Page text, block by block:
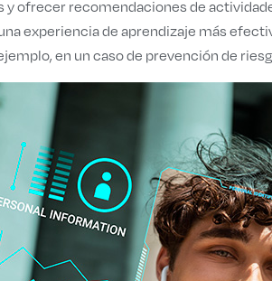
y ofrecer recomendaciones de
experiencia de aprendizaje más
en un caso de prevención de